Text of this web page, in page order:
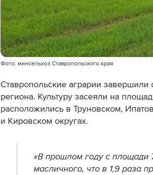
Фото: минсельхоз Ставропольского края
Ставропольские аграрии
региона. Культуру засеяли на
расположились в Труновском,
и Кировском округах.
«В прошлом году с площади
масличного, что в 1,9 раза